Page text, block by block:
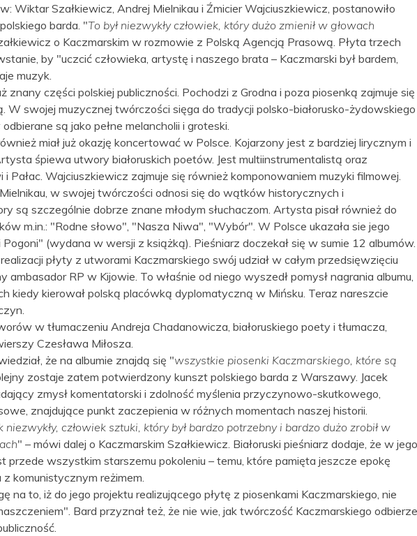
Wiktar Szałkiewicz, Andrej Mielnikau i Źmicier Wajciuszkiewicz, postanowiło
barda. "To był niezwykły człowiek, który dużo zmienił w głowach
o Kaczmarskim w rozmowie z Polską Agencją Prasową. Płyta trzech
by "uczcić człowieka, artystę i naszego brata – Kaczmarski był bardem,
muzyk.
znany części polskiej publiczności. Pochodzi z Grodna i poza piosenką zajmuje się
W swojej muzycznej twórczości sięga do tradycji polsko-białorusko-żydowskiego
są jako pełne melancholii i groteski.
miał już okazję koncertować w Polsce. Kojarzony jest z bardziej lirycznym i
śpiewa utwory białoruskich poetów. Jest multiinstrumentalistą oraz
i Pałac. Wajciuszkiewicz zajmuje się również komponowaniem muzyki filmowej.
w swojej twórczości odnosi się do wątków historycznych i
są szczególnie dobrze znane młodym słuchaczom. Artysta pisał również do
m.in.: "Rodne słowo", "Nasza Niwa", "Wybór". W Polsce ukazała sie jego
Pogoni" (wydana w wersji z książką). Pieśniarz doczekał się w sumie 12 albumów.
płyty z utworami Kaczmarskiego swój udział w całym przedsięwzięciu
ambasador RP w Kijowie. To właśnie od niego wyszedł pomysł nagrania albumu,
kiedy kierował polską placówką dyplomatyczną w Mińsku. Teraz nareszcie
w tłumaczeniu Andreja Chadanowicza, białoruskiego poety i tłumacza,
Czesława Miłosza.
że na albumie znajdą się "wszystkie piosenki Kaczmarskiego, które są
zostaje zatem potwierdzony kunszt polskiego barda z Warszawy. Jacek
zmysł komentatorski i zdolność myślenia przyczynowo-skutkowego,
znajdujące punkt zaczepienia w różnych momentach naszej historii.
człowiek sztuki, który był bardzo potrzebny i bardzo dużo zrobił w
" – mówi dalej o Kaczmarskim Szałkiewicz. Białoruski pieśniarz dodaje, że w jego
przede wszystkim starszemu pokoleniu – temu, które pamięta jeszcze epokę
komunistycznym reżimem.
na to, iż do jego projektu realizującego płytę z piosenkami Kaczmarskiego, nie
Bard przyznał też, że nie wie, jak twórczość Kaczmarskiego odbierze